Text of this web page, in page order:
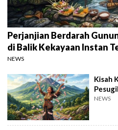
Perjanjian Berdarah
di Balik Kekayaan Instan
NEWS
Kisah
NEWS